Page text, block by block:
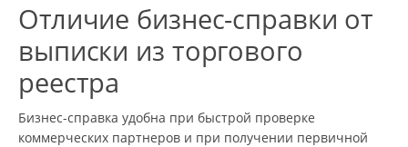
Отличие бизнес-справки от
выписки из торгового
реестра
Бизнес-справка удобна при быстрой проверке
коммерческих партнеров и при получении первичной